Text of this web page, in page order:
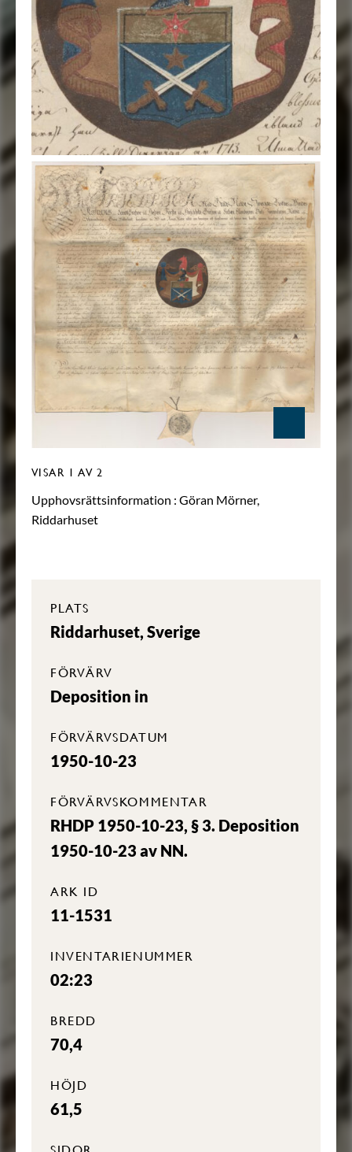
VISAR 1 AV 2
Upphovsrättsinformation : Göran Mörner,
Riddarhuset
PLATS
Riddarhuset, Sverige
FÖRVÄRV
Deposition in
FÖRVÄRVSDATUM
1950-10-23
FÖRVÄRVSKOMMENTAR
RHDP 1950-10-23, § 3. Deposition
1950-10-23 av NN.
ARK ID
11-1531
INVENTARIENUMMER
02:23
BREDD
70,4
HÖJD
61,5